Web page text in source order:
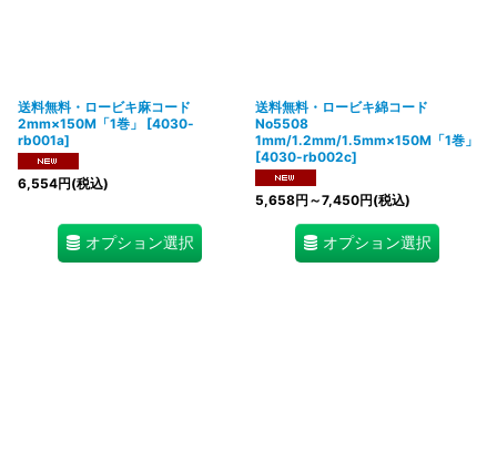
送料無料・ロービキ麻コード
2mm×150M「1巻」
[4030-
rb001a]
6,554円(税込)
オプション選択
送料無料・ロービキ綿コード
No5508
1mm/1.2mm/1.5mm×150M「1巻」
[4030-rb002c]
5,658円 ～7,450円(税込)
オプション選択